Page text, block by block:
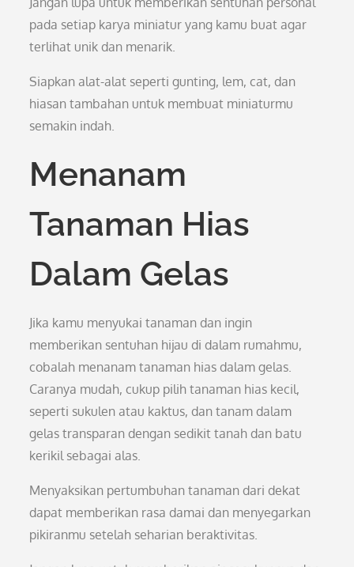
pada setiap karya miniatur yang kamu buat agar
terlihat unik dan menarik.
Siapkan alat-alat seperti gunting, lem, cat, dan
hiasan tambahan untuk membuat miniaturmu
semakin indah.
Menanam
Tanaman Hias
Dalam Gelas
Jika kamu menyukai tanaman dan ingin
memberikan sentuhan hijau di dalam rumahmu,
cobalah menanam tanaman hias dalam gelas.
Caranya mudah, cukup pilih tanaman hias kecil,
seperti sukulen atau kaktus, dan tanam dalam
gelas transparan dengan sedikit tanah dan batu
kerikil sebagai alas.
Menyaksikan pertumbuhan tanaman dari dekat
dapat memberikan rasa damai dan menyegarkan
pikiranmu setelah seharian beraktivitas.